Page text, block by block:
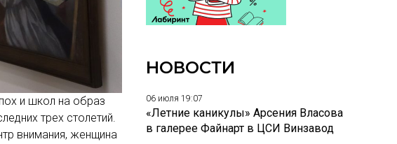
и школ на образ
трех столетий.
внимания, женщина
НОВОСТИ
06 июля 19:07
«Летние каникулы» Арсения Власова
в галерее Файнарт в ЦСИ Винзавод